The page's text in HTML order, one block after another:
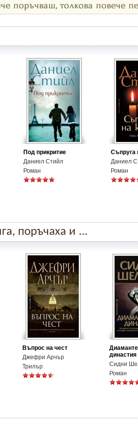
Под прикритие
Даниел Стийл
Роман
Съпруга
Даниел
Роман
поръчаха и ...
Въпрос на чест
Джефри Арчър
Трилър
династия
Сидни
Роман